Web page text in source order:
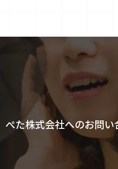
ぺた株式会社へのお問